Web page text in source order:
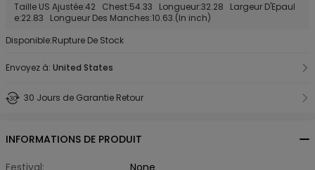
Taille US Ajustée:42 Chest:54.33 Longueur:32.28 Largeur D'Epaul
e:22.83 Longueur Des Manches:10.63.(In inch)
Disponible:Rupture De Stock
Envoyez à: United States
30 Jours de Garantie Retour
INFORMATIONS DE PRODUIT